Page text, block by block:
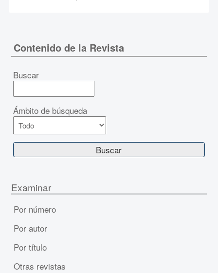
Contenido de la Revista
Buscar
Ámbito de búsqueda
Examinar
Por número
Por autor
Por título
Otras revistas